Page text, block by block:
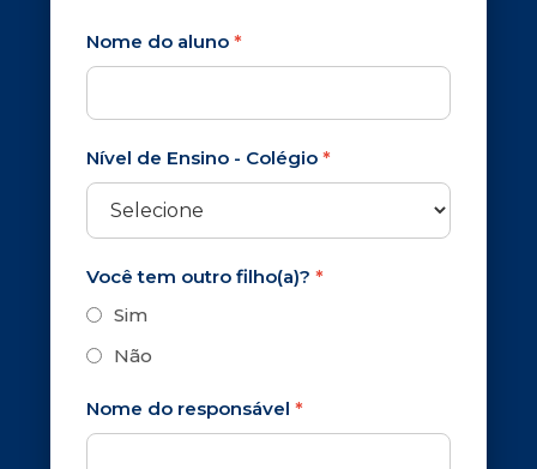
Nome do aluno *
Nível de Ensino - Colégio *
Você tem outro filho(a)? *
Sim
Não
Nome do responsável *